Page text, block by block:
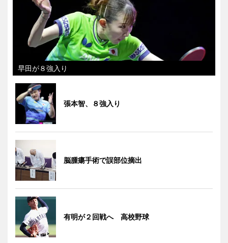
早田が８強入り
張本智、８強入り
脳腫瘍手術で誤部位摘出
有明が２回戦へ 高校野球